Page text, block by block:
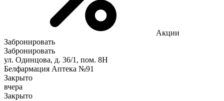
Акции
Забронировать
Забронировать
ул. Одинцова, д. 36/1, пом. 8Н
Белфармация Аптека №91
Закрыто
вчера
Закрыто